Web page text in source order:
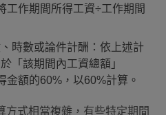
工作期間所得工資÷工作期間
時數或論件計酬：依上述計
「該期間內工資總額」
金額的60%，以60%計算。
方式相當複雜，有些特定期間